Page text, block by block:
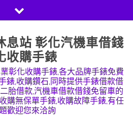
息站 彰化汽機車借錢
收購手錶
彰化收購手錶,各大品牌手錶免費
錶,收購鑽石,同時提供手錶借款借
胎借款,汽機車借款借錢免留車的
購無保單手錶,收購故障手錶,有任
歡迎您來洽詢